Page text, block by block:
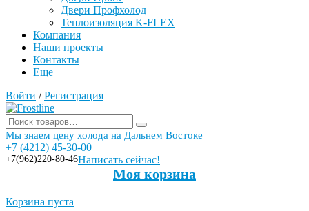
Двери Профхолод
Теплоизоляция K-FLEX
Компания
Наши проекты
Контакты
Еще
Войти / Регистрация
Мы знаем цену холода на Дальнем Востоке
+7 (4212) 45-30-00
+7(962)220-80-46Написать сейчас!
Моя корзина
Корзина пуста